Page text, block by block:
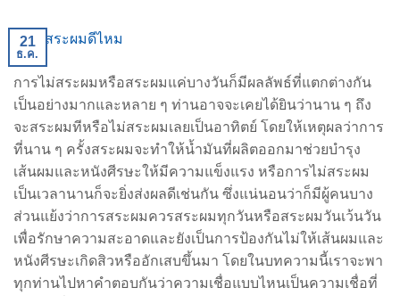
21
ธ.ค.
การไม่สระผมหรือสระผมแค่บางวันก็มีผลลัพธ์ที่แตกต่างกัน
เป็นอย่างมากและหลาย ๆ ท่านอาจจะเคยได้ยินว่านาน ๆ ถึง
จะสระผมทีหรือไม่สระผมเลยเป็นอาทิตย์ โดยให้เหตุผลว่าการ
ที่นาน ๆ ครั้งสระผมจะทำให้น้ำมันที่ผลิตออกมาช่วยบำรุง
เส้นผมและหนังศีรษะให้มีความแข็งแรง หรือการไม่สระผม
เป็นเวลานานก็จะยิ่งส่งผลดีเช่นกัน ซึ่งแน่นอนว่าก็มีผู้คนบาง
ส่วนแย้งว่าการสระผมควรสระผมทุกวันหรือสระผมวันเว้นวัน
เพื่อรักษาความสะอาดและยังเป็นการป้องกันไม่ให้เส้นผมและ
หนังศีรษะเกิดสิวหรืออักเสบขึ้นมา โดยในบทความนี้เราจะพา
ทุกท่านไปหาคำตอบกันว่าความเชื่อแบบไหนเป็นความเชื่อที่